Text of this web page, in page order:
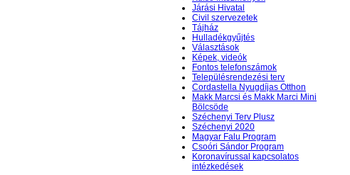
Járási Hivatal
Civil szervezetek
Tájház
Hulladékgyűjtés
Választások
Képek, videók
Fontos telefonszámok
Településrendezési terv
Cordastella Nyugdíjas Otthon
Makk Marcsi és Makk Marci Mini
Bölcsöde
Széchenyi Terv Plusz
Széchenyi 2020
Magyar Falu Program
Csoóri Sándor Program
Koronavírussal kapcsolatos
intézkedések